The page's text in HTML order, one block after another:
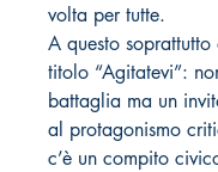
volta per tutte.
A questo
titolo “Agitatevi”:
battaglia ma un
al protagonismo
c’è un compito